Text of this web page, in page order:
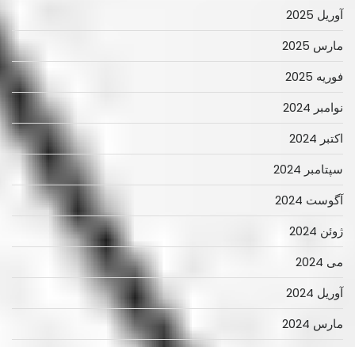
آوریل 2025
مارس 2025
فوریه 2025
نوامبر 2024
اکتبر 2024
سپتامبر 2024
آگوست 2024
ژوئن 2024
می 2024
آوریل 2024
مارس 2024